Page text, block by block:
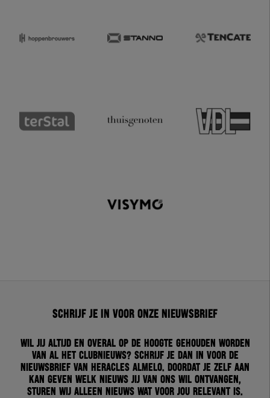
Schrijf je in voor onze nieuwsbrief
Wil jij altijd en overal op de hoogte gehouden worden
van al het clubnieuws? Schrijf je dan in voor de
nieuwsbrief van Heracles Almelo. Doordat je zelf aan
kan geven welk nieuws jij van ons wil ontvangen,
sturen wij alleen nieuws wat voor jou relevant is.